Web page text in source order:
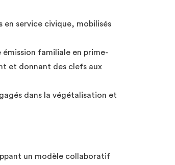
en service civique, mobilisés
émission familiale en prime-
et donnant des clefs aux
dans la végétalisation et
un modèle collaboratif